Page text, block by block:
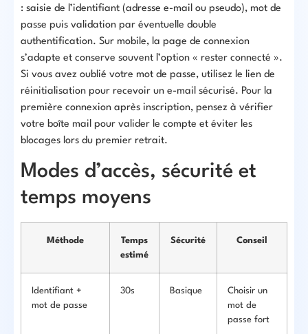
: saisie de l’identifiant (adresse e-mail ou pseudo), mot de
passe puis validation par éventuelle double
authentification. Sur mobile, la page de connexion
s’adapte et conserve souvent l’option « rester connecté ».
Si vous avez oublié votre mot de passe, utilisez le lien de
réinitialisation pour recevoir un e-mail sécurisé. Pour la
première connexion après inscription, pensez à vérifier
votre boîte mail pour valider le compte et éviter les
blocages lors du premier retrait.
Modes d’accès, sécurité et
temps moyens
Méthode
Temps
estimé
Sécurité Conseil
Identifiant +
mot de passe
30s Basique
Choisir un
mot de
passe fort